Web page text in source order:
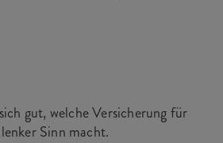
gut, welche Versicherung für
Sinn macht.